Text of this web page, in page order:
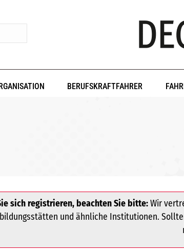
BERUFSKRAFTFAHRER
sich registrieren, beachten Sie bitte:Wir
und ähnliche Institutionen.